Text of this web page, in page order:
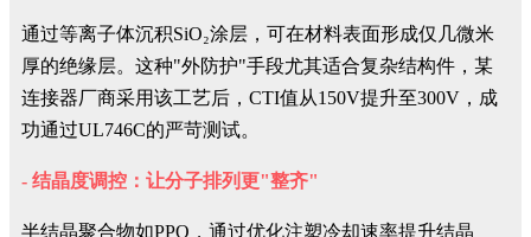
通过等离子体沉积SiO₂涂层，可在材料表面形成仅几微米
厚的绝缘层。这种"外防护"手段尤其适合复杂结构件，某
连接器厂商采用该工艺后，CTI值从150V提升至300V，成
功通过UL746C的严苛测试。
- 结晶度调控：让分子排列更"整齐"
半结晶聚合物如PPO，通过优化注塑冷却速率提升结晶